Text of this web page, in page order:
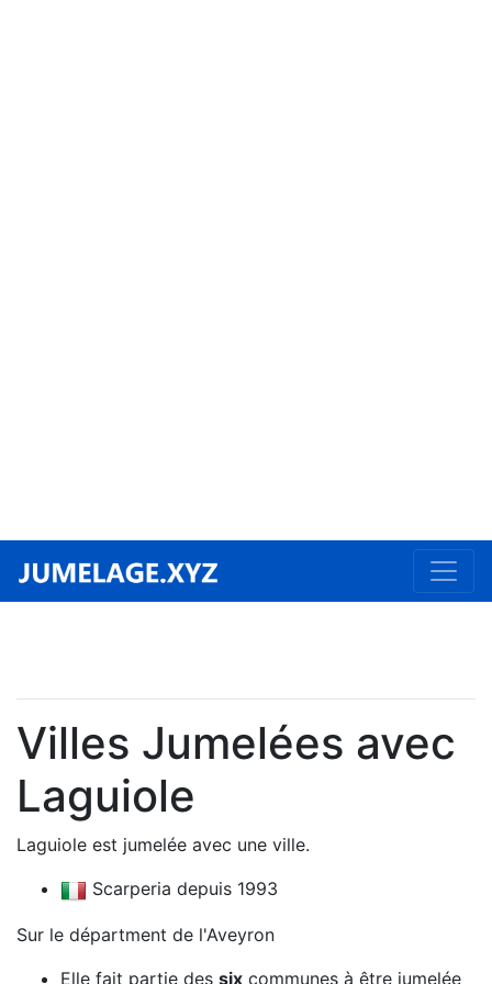
Villes Jumelées avec
Laguiole
Laguiole est jumelée avec une ville.
Scarperia depuis 1993
Sur le départment de l'Aveyron
Elle fait partie des six communes à être jumelée